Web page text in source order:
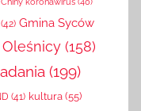
Chiny koronawirus (40)
(42) Gmina Syców
(158)
(199)
(41) kultura (55)